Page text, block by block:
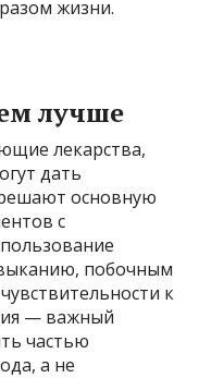
жизни.
лучше
лекарства,
дать
основную
с
побочным
к
— важный
частью
а не